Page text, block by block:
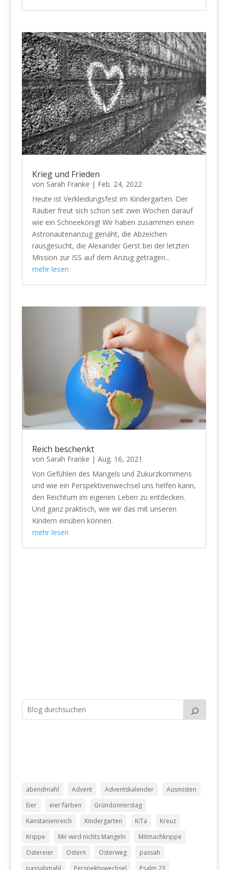
Krieg und Frieden
von Sarah Franke | Feb. 24, 2022
Heute ist Verkleidungsfest im Kindergarten. Der
Räuber freut sich schon seit zwei Wochen darauf
wie ein Schneekönig! Wir haben zusammen einen
Astronautenanzug genäht, die Abzeichen
rausgesucht, die Alexander Gerst bei der letzten
Mission zur ISS auf dem Anzug getragen...
mehr lesen
Reich beschenkt
von Sarah Franke | Aug. 16, 2021
Von Gefühlen des Mangels und Zukurzkommens
und wie ein Perspektivenwechsel uns helfen kann,
den Reichtum im eigenen Leben zu entdecken.
Und ganz praktisch, wie wir das mit unseren
Kindern einüben können.
mehr lesen
abendmahl Advent Adventskalender
Ausmisten
Eier
eier färben
Gründonnerstag
Kanstanienreich
Kindergarten KiTa
Kreuz
Krippe
Mir wird nichts Mangeln
Mitmachkrippe
Ostereier
Ostern Osterweg
passah